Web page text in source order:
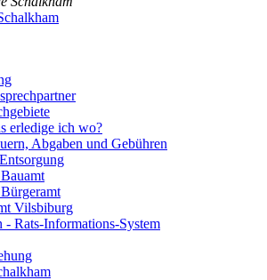
erledige ich wo?
Abgaben und Gebühren
Vilsbiburg
- Rats-Informations-System